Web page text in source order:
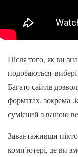
Після того, як ви
подобаються,
Багато сайтів
форматах, зокрема
сумісний з вашою
Завантаживши
комп’ютері, де ви